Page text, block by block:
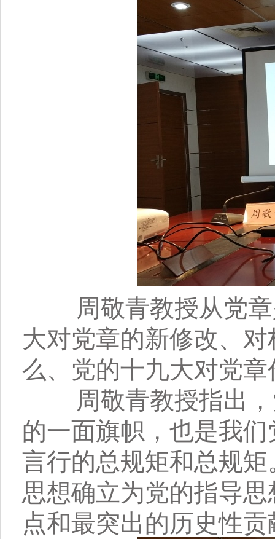
周敬青教授从党章
大对党章的新修改、
么、党的十九大对党
周敬青教授指出，
的一面旗帜，也是我
言行的总规矩和总规
思想确立为党的指导
点和最突出的历史性